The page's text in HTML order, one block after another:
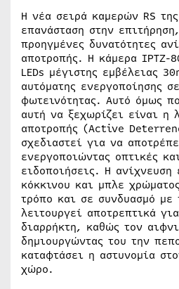
Η νέα σειρά καμερών RS
επανάσταση στην
προηγμένες δυνατότητες
αποτροπής. Η κάμερα IPTZ-
LEDs μέγιστης εμβέλειας
αυτόματης ενεργοποίησης
φωτεινότητας. Αυτό όμως
αυτή να ξεχωρίζει είναι η
αποτροπής (Active
σχεδιαστεί για να
ενεργοποιώντας οπτικές
ειδοποιήσεις. H
κόκκινου και μπλε
τρόπο και σε συνδυασμό με
λειτουργεί αποτρεπτικά
διαρρήκτη, καθώς τον
δημιουργώντας του την
καταφτάσει η αστυνομία
χώρο.